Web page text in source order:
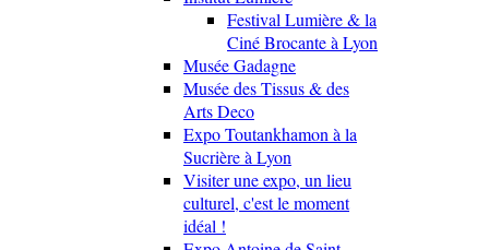
Festival Lumière & la
Ciné Brocante à Lyon
Musée Gadagne
Musée des Tissus & des
Arts Deco
Expo Toutankhamon à la
Sucrière à Lyon
Visiter une expo, un lieu
culturel, c'est le moment
idéal !